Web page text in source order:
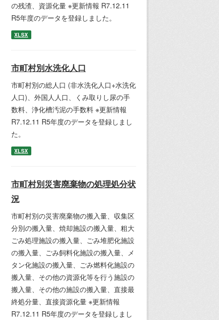
の残渣、資源化量 ※更新情報 R7.12.11
R5年度のデータを登録しました。
XLSX
市町村別水洗化人口
市町村別の総人口 (非水洗化人口+水洗化
人口)、外国人人口、くみ取りし尿の手
数料、浄化槽汚泥の手数料 ※更新情報
R7.12.11 R5年度のデータを登録しまし
た。
XLSX
市町村別災害廃棄物の処理処分状
況
市町村別の災害廃棄物の搬入量、収集区
分別の搬入量、焼却施設の搬入量、粗大
ごみ処理施設の搬入量、ごみ堆肥化施設
の搬入量、ごみ飼料化施設の搬入量、メ
タン化施設の搬入量、ごみ燃料化施設の
搬入量、その他の資源化等を行う施設の
搬入量、その他の施設の搬入量、直接最
終処分量、直接資源化量 ※更新情報
R7.12.11 R5年度のデータを登録しまし